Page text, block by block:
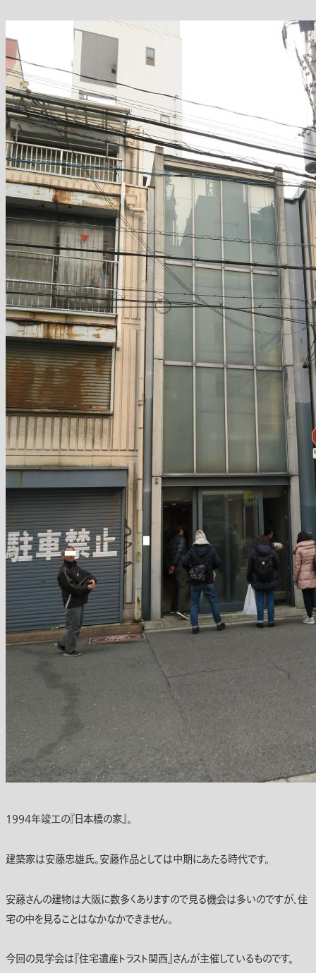
1994年竣工の『日本橋の家』。
建築家は安藤忠雄氏。安藤作品としては中期にあたる時代です。
安藤さんの建物は大阪に数多くありますので見る機会は多いのですが、住
宅の中を見ることはなかなかできません。
今回の見学会は『住宅遺産トラスト関西』さんが主催しているものです。